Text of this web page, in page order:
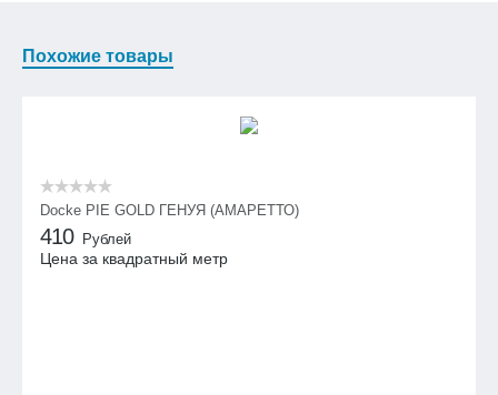
Похожие товары
Docke PIE GOLD ГЕНУЯ (АМАРЕТТО)
410 Рублей
Цена за квадратный метр